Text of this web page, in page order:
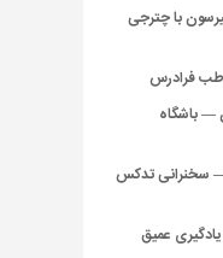
با چترجی
فرادرس
— باشگاه
— سخنرانی تدکس
عمیق